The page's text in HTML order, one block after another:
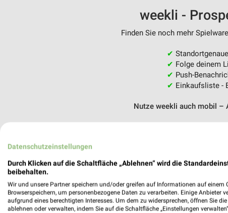
weekli -
Finden Sie noch mehr
✔
✔ Folge deinem
✔ Push-
✔ Einkaufsliste -
Nutze weekli auch mobil –
Datenschutzeinstellungen
Durch Klicken auf die Schaltfläche „Ablehnen“ wird die
beibehalten.
Wir und unsere Partner speichern und/oder greifen auf Informationen auf einem
Browserspeichern, um personenbezogene Daten zu verarbeiten. Einige Anbieter
aufgrund eines berechtigten Interesses. Um dem zu widersprechen, öffnen Sie
ablehnen oder verwalten, indem Sie auf die Schaltfläche „Einstellungen